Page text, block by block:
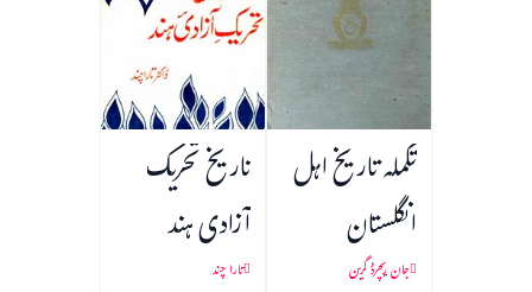
تکملہ تاریخ اہل
انگلستان
جان ریچرڈ گرین
تاریخ تحریک
آزادی ہند
تارا چند